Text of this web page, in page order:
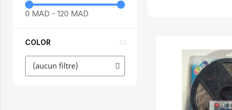
0 MAD - 120 MAD
COLOR